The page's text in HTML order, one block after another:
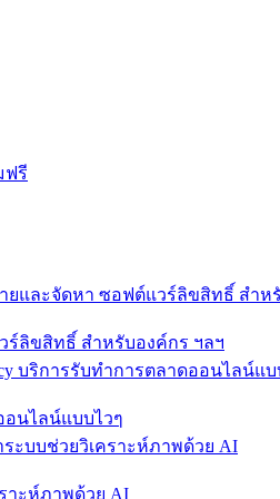
ร์ลิขสิทธิ์ สำหรับองค์กร ฯลฯ
นไลน์แบบไวๆ
าะห์ภาพด้วย AI